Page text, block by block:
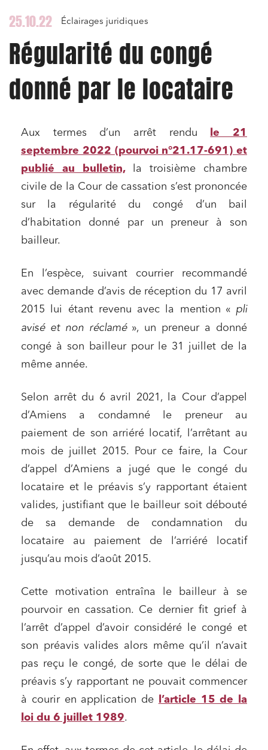
25.10.22 Éclairages juridiques
Régularité du congé
donné par le locataire
Aux termes d’un arrêt rendu
le 21
septembre 2022 (pourvoi n°21.17-691) et
publié au bulletin,la troisième chambre
civile de la Cour de cassation s’est prononcée
sur la régularité du congé d’un bail
d’habitation donné par un preneur à son
bailleur.
En l’espèce, suivant courrier recommandé
avec demande d’avis de réception du 17 avril
2015 lui étant revenu avec la mention « pli
avisé et non réclamé», un preneur a donné
congé à son bailleur pour le 31 juillet de la
même année.
Selon arrêt du 6 avril 2021, la Cour d’appel
d’Amiens a condamné le preneur au
paiement de son arriéré locatif, l’arrêtant au
mois de juillet 2015. Pour ce faire, la Cour
d’appel d’Amiens a jugé que le congé du
locataire et le préavis s’y rapportant étaient
valides, justifiant que le bailleur soit débouté
de sa demande de condamnation du
locataire au paiement de l’arriéré locatif
jusqu’au mois d’août 2015.
Cette motivation entraîna le bailleur à se
pourvoir en cassation. Ce dernier fit grief à
l’arrêt d’appel d’avoir considéré le congé et
son préavis valides alors même qu’il n’avait
pas reçu le congé, de sorte que le délai de
préavis s’y rapportant ne pouvait commencer
à courir en application de
l’article 15 de la
loi du 6 juillet 1989.